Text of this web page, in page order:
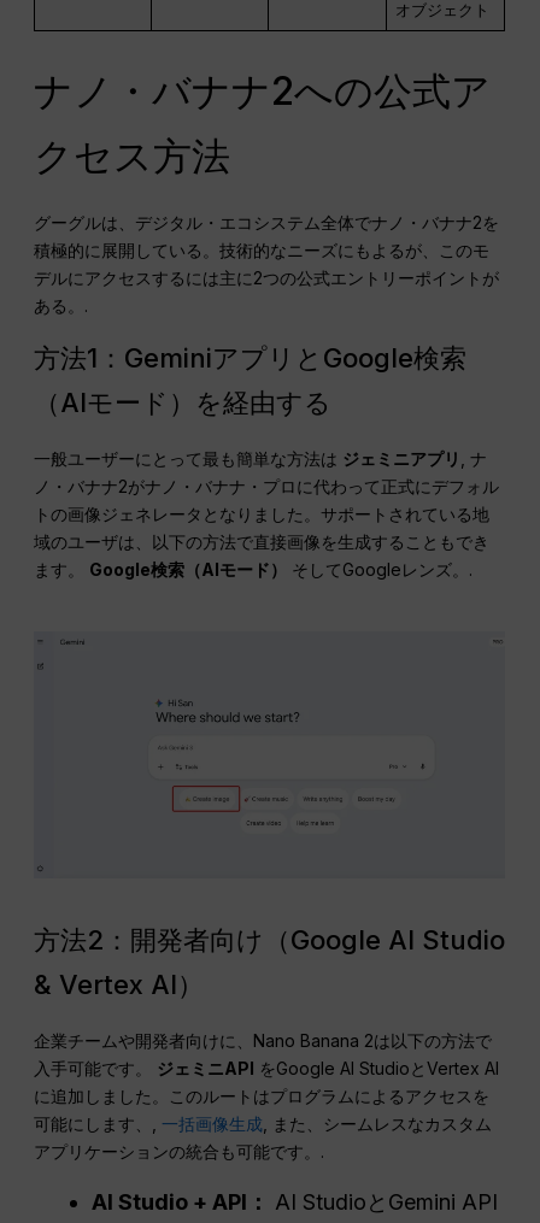
オブジェクト
ナノ・バナナ2への公式ア
クセス方法
グーグルは、デジタル・エコシステム全体でナノ・バナナ2を
積極的に展開している。技術的なニーズにもよるが、このモ
デルにアクセスするには主に2つの公式エントリーポイントが
ある。.
方法1：GeminiアプリとGoogle検索
（AIモード）を経由する
一般ユーザーにとって最も簡単な方法は ジェミニアプリ , ナ
ノ・バナナ2がナノ・バナナ・プロに代わって正式にデフォル
トの画像ジェネレータとなりました。サポートされている地
域のユーザは、以下の方法で直接画像を生成することもでき
ます。 Google検索（AIモード） そしてGoogleレンズ。.
方法2：開発者向け（Google AI Studio
& Vertex AI）
企業チームや開発者向けに、Nano Banana 2は以下の方法で
入手可能です。 ジェミニAPI をGoogle AI StudioとVertex AI
に追加しました。このルートはプログラムによるアクセスを
可能にします、,一括画像生成 , また、シームレスなカスタム
アプリケーションの統合も可能です。.
AI Studio + API：
AI StudioとGemini API